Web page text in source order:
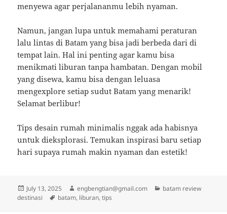
menyewa agar perjalananmu lebih nyaman.
Namun, jangan lupa untuk memahami peraturan
lalu lintas di Batam yang bisa jadi berbeda dari di
tempat lain. Hal ini penting agar kamu bisa
menikmati liburan tanpa hambatan. Dengan mobil
yang disewa, kamu bisa dengan leluasa
mengexplore setiap sudut Batam yang menarik!
Selamat berlibur!
Tips desain rumah minimalis nggak ada habisnya
untuk dieksplorasi. Temukan inspirasi baru setiap
hari supaya rumah makin nyaman dan estetik!
Posted
on
July 13, 2025 Author
engbengtian@gmail.com Categories
batam review
destinasi
Tags
batam, liburan,tips